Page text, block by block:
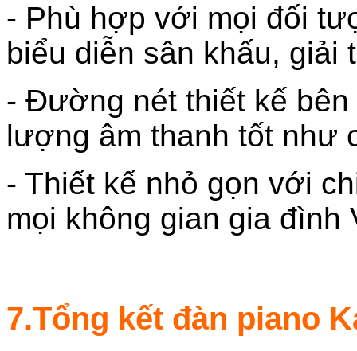
- Phù hợp với mọi đối
biểu diễn sân khấu, giải
- Đường nét thiết kế
lượng âm thanh tốt như
- Thiết kế nhỏ gọn với
mọi không gian gia đình
7.Tổng kết đàn piano